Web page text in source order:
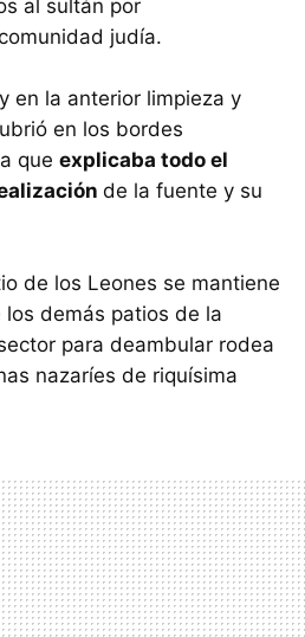
al sultán por
judía.
en la anterior limpieza y
en los bordes
que explicaba todo el
de la fuente y su
de los Leones se mantiene
demás patios de la
para deambular rodea
nazaríes de riquísima